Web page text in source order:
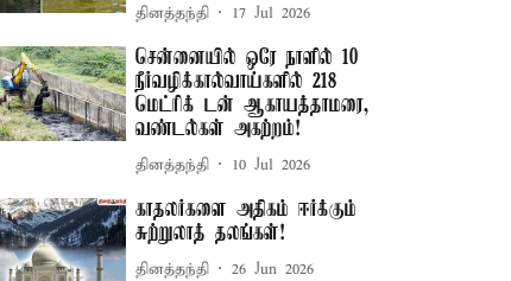
தினத்தந்தி 17 Jul 2026
சென்னையில் ஒரே நாளில் 10
நீர்வழிக்கால்வாய்களில் 218
மெட்ரிக் டன் ஆகாயத்தாமரை,
வண்டல்கள் அகற்றம்!
தினத்தந்தி 10 Jul 2026
காதலர்களை அதிகம் ஈர்க்கும்
சுற்றுலாத் தலங்கள்!
தினத்தந்தி 26 Jun 2026